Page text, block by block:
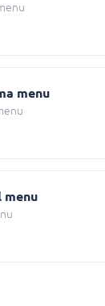
menu
menu